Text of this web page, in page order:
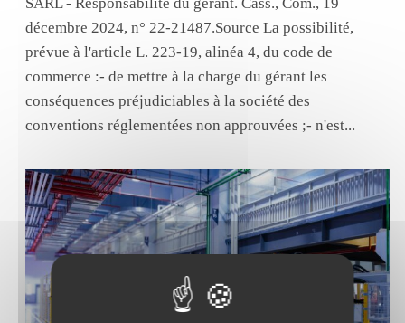
décembre 2024, n° 22-21487.Source La possibilité,
prévue à l'article L. 223-19, alinéa 4, du code de
commerce :- de mettre à la charge du gérant les
conséquences préjudiciables à la société des
conventions réglementées non approuvées ;- n'est...